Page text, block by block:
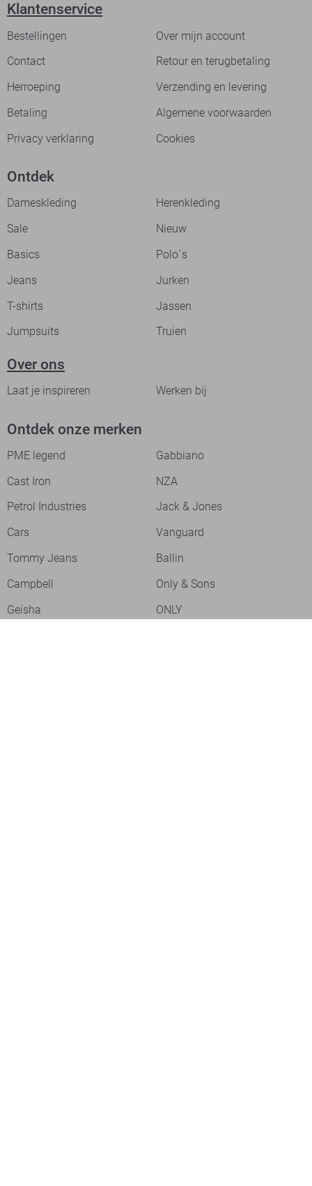
Klantenservice
Bestellingen
Over mijn account
Contact
Retour en terugbetaling
Herroeping
Verzending en levering
Betaling
Algemene voorwaarden
Privacy verklaring
Cookies
Ontdek
Dameskleding
Herenkleding
Sale
Nieuw
Basics
Polo`s
Jeans
Jurken
T-shirts
Jassen
Jumpsuits
Truien
Over ons
Laat je inspireren Werken bij
Ontdek onze merken
PME legend
Gabbiano
Cast Iron
NZA
Petrol Industries
Jack & Jones
Cars
Vanguard
Tommy Jeans
Ballin
Campbell
Only & Sons
Geisha
ONLY